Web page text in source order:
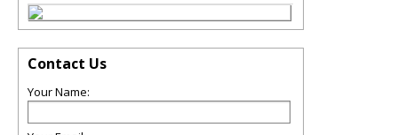
Contact Us
Your Name: